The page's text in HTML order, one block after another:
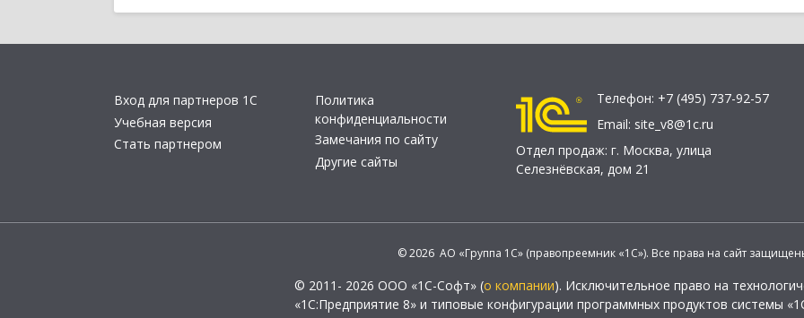
Вход для партнеров 1С
Учебная версия
Стать партнером
Политика
конфиденциальности
Замечания по сайту
Другие сайты
Телефон: +7 (495) 737-92-57
Email: site_v8@1c.ru
Отдел продаж: г. Москва, улица
Селезнёвская, дом 21
© 2026 АО «Группа 1С» (правопреемник «1С»). Все права на сайт
© 2011- 2026 ООО «1С-Софт» (о компании). Исключительное право на
«1С:Предприятие 8» и типовые конфигурации программных продуктов системы